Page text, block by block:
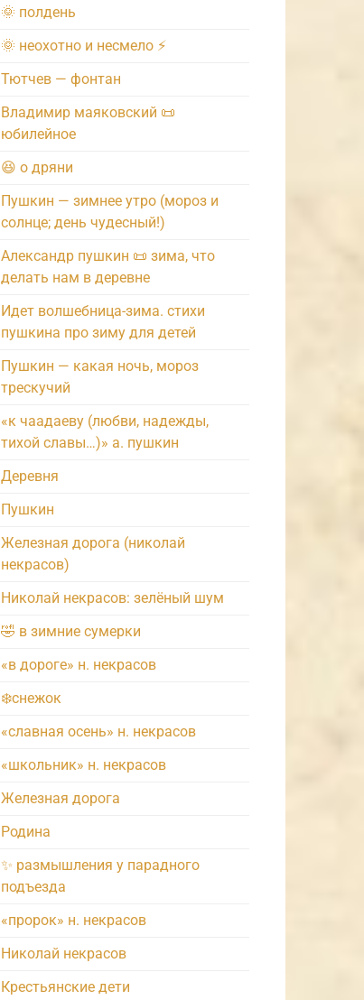
🌞 полдень
🌞 неохотно и несмело ⚡️
Тютчев — фонтан
Владимир маяковский 📜
юбилейное
😆 о дряни
Пушкин — зимнее утро (мороз и
солнце; день чудесный!)
Александр пушкин 📜 зима, что
делать нам в деревне
Идет волшебница-зима. стихи
пушкина про зиму для детей
Пушкин — какая ночь, мороз
трескучий
«к чаадаеву (любви, надежды,
тихой славы…)» а. пушкин
Деревня
Пушкин
Железная дорога (николай
некрасов)
Николай некрасов: зелёный шум
🤣 в зимние сумерки
«в дороге» н. некрасов
❄️снежок
«славная осень» н. некрасов
«школьник» н. некрасов
Железная дорога
Родина
✨ размышления у парадного
подъезда
«пророк» н. некрасов
Николай некрасов
Крестьянские дети